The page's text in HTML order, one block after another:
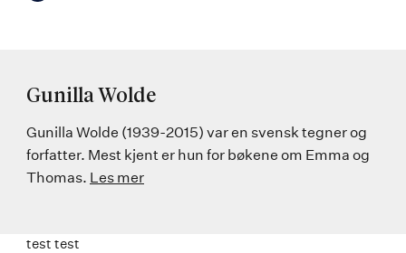
Gunilla Wolde
Gunilla Wolde (1939-2015) var en svensk tegner og
forfatter. Mest kjent er hun for bøkene om Emma og
Thomas. Les mer
test test